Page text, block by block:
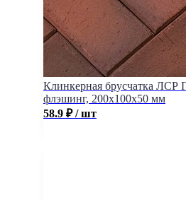
Клинкерная брусчатка ЛСР
флэшинг, 200x100x50 мм
58.9 ₽ / шт